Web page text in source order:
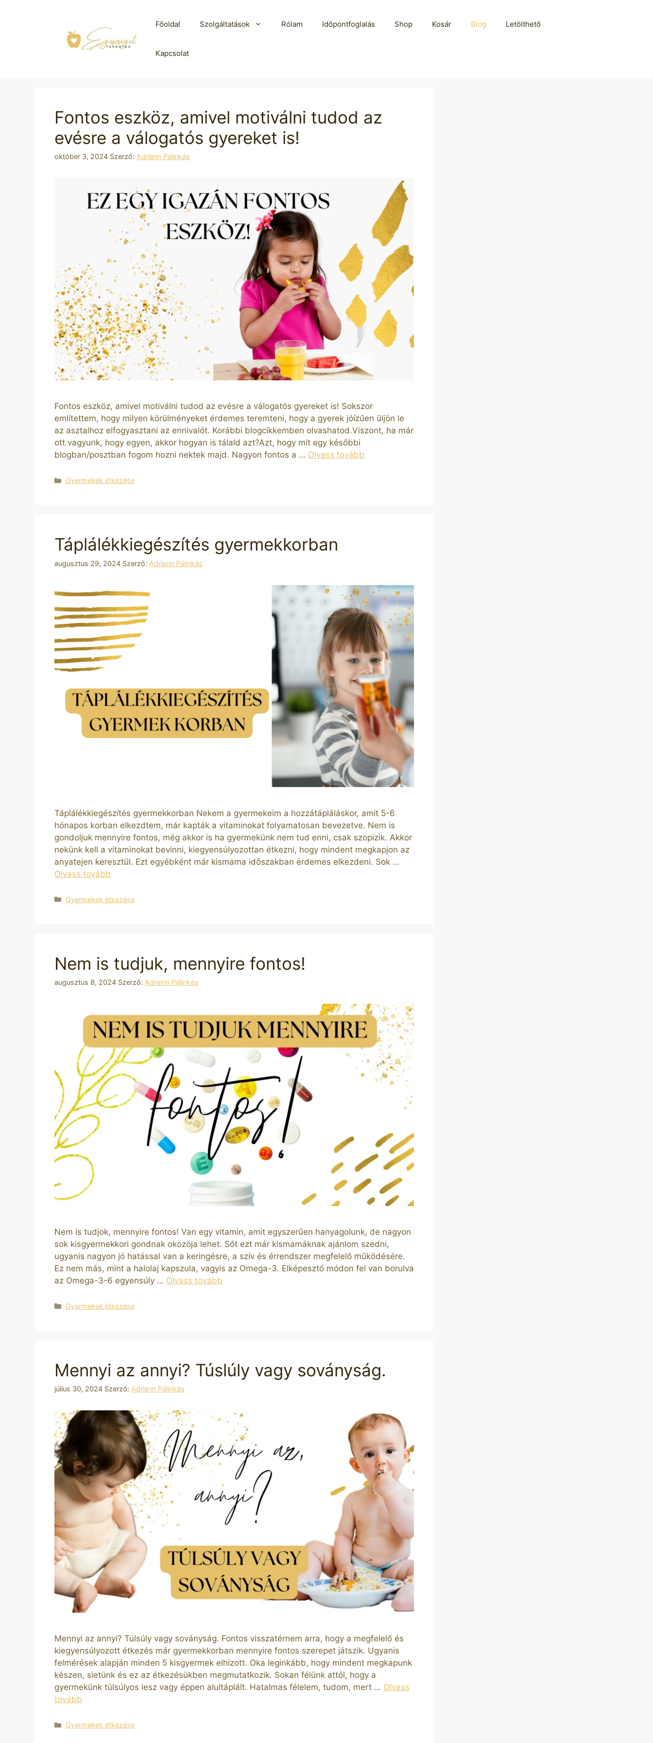
Főoldal Szolgáltatások Rólam Időpontfoglalás Shop Kosár Blog Letölthető
Kapcsolat
Fontos eszköz, amivel motiválni tudod az
evésre a válogatós gyereket is!
október 3, 2024 Szerző: Adrienn Pálinkás
Fontos eszköz, amivel motiválni tudod az evésre a válogatós gyereket is! Sokszor
említettem, hogy milyen körülményeket érdemes teremteni, hogy a gyerek jóízűen üljön le
az asztalhoz elfogyasztani az ennivalót. Korábbi blogcikkemben olvashatod.Viszont, ha már
ott vagyunk, hogy egyen, akkor hogyan is tálald azt?Azt, hogy mit egy későbbi
blogban/posztban fogom hozni nektek majd. Nagyon fontos a … Olvass tovább
Kategória
Gyermekek étkezése
Táplálékkiegészítés gyermekkorban
augusztus 29, 2024 Szerző: Adrienn Pálinkás
Táplálékkiegészítés gyermekkorban Nekem a gyermekeim a hozzátápláláskor, amit 5-6
hónapos korban elkezdtem, már kapták a vitaminokat folyamatosan bevezetve. Nem is
gondoljuk mennyire fontos, még akkor is ha gyermekünk nem tud enni, csak szopizik. Akkor
nekünk kell a vitaminokat bevinni, kiegyensúlyozottan étkezni, hogy mindent megkapjon az
anyatejen keresztül. Ezt egyébként már kismama időszakban érdemes elkezdeni. Sok …
Olvass tovább
Kategória
Gyermekek étkezése
Nem is tudjuk, mennyire fontos!
augusztus 8, 2024 Szerző: Adrienn Pálinkás
Nem is tudjok, mennyire fontos! Van egy vitamin, amit egyszerűen hanyagolunk, de nagyon
sok kisgyermekkori gondnak okozója lehet. Sőt ezt már kismamáknak ajánlom szedni,
ugyanis nagyon jó hatással van a keringésre, a szív és érrendszer megfelelő működésére.
Ez nem más, mint a halolaj kapszula, vagyis az Omega-3. Elképesztő módon fel van borulva
az Omega-3-6 egyensúly … Olvass tovább
Kategória
Gyermekek étkezése
Mennyi az annyi? Túslúly vagy soványság.
július 30, 2024 Szerző: Adrienn Pálinkás
Mennyi az annyi? Túlsúly vagy soványság. Fontos visszatérnem arra, hogy a megfelelő és
kiegyensúlyozott étkezés már gyermekkorban mennyire fontos szerepet játszik. Ugyanis
felmérések alapján minden 5 kisgyermek elhízott. Oka leginkább, hogy mindent megkapunk
készen, sietünk és ez az étkezésükben megmutatkozik. Sokan félünk attól, hogy a
gyermekünk túlsúlyos lesz vagy éppen alultáplált. Hatalmas félelem, tudom, mert … Olvass
tovább
Kategória
Gyermekek étkezése